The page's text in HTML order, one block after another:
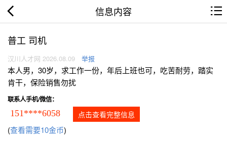
信息内容
普工 司机
汉川人才网 2026.08.09 举报
本人男，30岁，求工作一份，年后上班也可，吃苦耐劳，踏实
肯干，保险销售勿扰
联系人手机/微信：
151****6058 点击查看完整信息
(查看需要10金币)